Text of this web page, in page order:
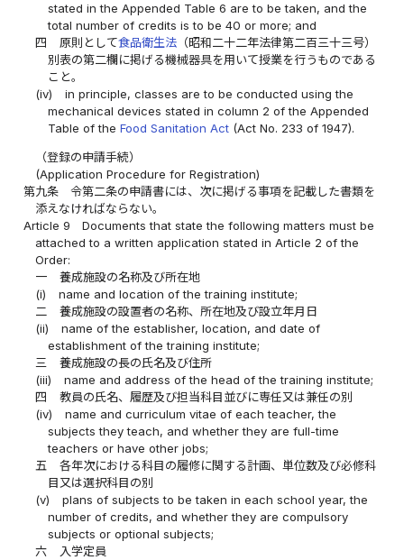
stated in the Appended Table 6 are to be taken, and the
total number of credits is to be 40 or more; and
四
原則として食品衛生法（昭和二十二年法律第二百三十三号）
別表の第二欄に掲げる機械器具を用いて授業を行うものである
こと。
(iv)
in principle, classes are to be conducted using the
mechanical devices stated in column 2 of the Appended
Table of the Food Sanitation Act(Act No. 233 of 1947).
（登録の申請手続）
(Application Procedure for Registration)
第九条
令第二条の申請書には、次に掲げる事項を記載した書類を
添えなければならない。
Article 9
Documents that state the following matters must be
attached to a written application stated in Article 2 of the
Order:
一
養成施設の名称及び所在地
(i)
name and location of the training institute;
二
養成施設の設置者の名称、所在地及び設立年月日
(ii)
name of the establisher, location, and date of
establishment of the training institute;
三
養成施設の長の氏名及び住所
(iii)
name and address of the head of the training institute;
四
教員の氏名、履歴及び担当科目並びに専任又は兼任の別
(iv)
name and curriculum vitae of each teacher, the
subjects they teach, and whether they are full-time
teachers or have other jobs;
五
各年次における科目の履修に関する計画、単位数及び必修科
目又は選択科目の別
(v)
plans of subjects to be taken in each school year, the
number of credits, and whether they are compulsory
subjects or optional subjects;
六
入学定員